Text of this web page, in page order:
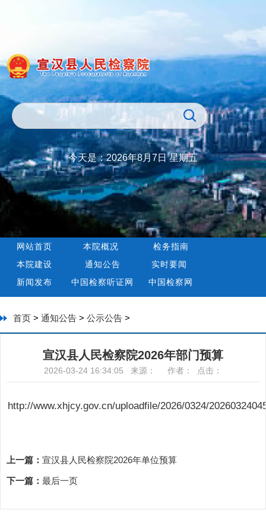
今天是：2026年8月7日 星期五
网站首页 本院概况
检务指南
本院建设
通知公告
实时要闻
新闻发布
中国检察听证网 中国检察网
首页 >通知公告 >公示公告 >
宣汉县人民检察院2026年部门预算
2026-03-24 16:34:05 来源： 作者： 点击：
http://www.xhjcy.gov.cn/uploadfile/2026/0324/
上一篇： 宣汉县人民检察院2026年单位预算
下一篇： 最后一页